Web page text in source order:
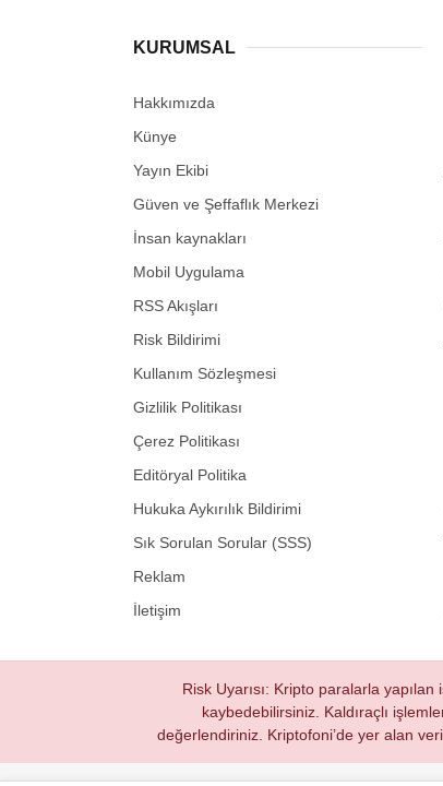
KURUMSAL
Hakkımızda
Künye
Yayın Ekibi
Güven ve Şeffaflık Merkezi
İnsan kaynakları
Mobil Uygulama
RSS Akışları
Risk Bildirimi
Kullanım Sözleşmesi
Gizlilik Politikası
Çerez Politikası
Editöryal Politika
Hukuka Aykırılık Bildirimi
Sık Sorulan Sorular (SSS)
Reklam
İletişim
Risk Uyarısı: Kripto paralarla yapılan
kaybedebilirsiniz. Kaldıraçlı
değerlendiriniz. Kriptofoni’de yer alan